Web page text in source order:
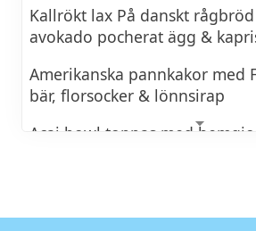
Kallrökt lax På danskt
avokado pocherat ägg &
Amerikanska pannkakor med
bär, florsocker & lönnsirap
Acai bowl toppas med